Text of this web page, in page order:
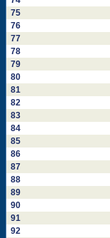
75
76
77
78
79
80
81
82
83
84
85
86
87
88
89
90
91
92